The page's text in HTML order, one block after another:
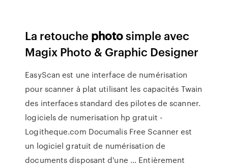
La retouche photosimple avec
Magix Photo & Graphic Designer
EasyScan est une interface de numérisation
pour scanner à plat utilisant les capacités Twain
des interfaces standard des pilotes de scanner.
logiciels de numerisation hp gratuit -
Logitheque.com Documalis Free Scanner est
un logiciel gratuit de numérisation de
documents disposant d'une ... Entièrement